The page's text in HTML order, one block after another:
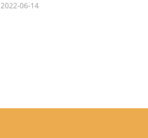
2022-06-14